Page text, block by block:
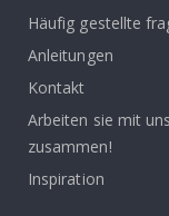
Häufig gestellte
Anleitungen
Kontakt
Arbeiten sie mit uns
zusammen!
Inspiration